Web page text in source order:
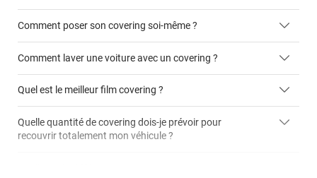
covering 2D
covering 3D
Comment poser son covering soi-même ?
Comment laver une voiture avec un covering ?
Quel est le meilleur film covering ?
covering 2D
Quelle quantité de covering dois-je prévoir pour
recouvrir totalement mon véhicule ?